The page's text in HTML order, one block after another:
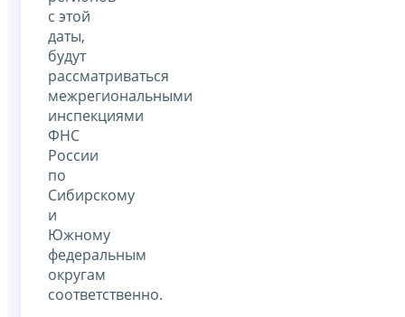
с этой
даты,
будут
рассматриваться
межрегиональными
инспекциями
ФНС
России
по
Сибирскому
и
Южному
федеральным
округам
соответственно.